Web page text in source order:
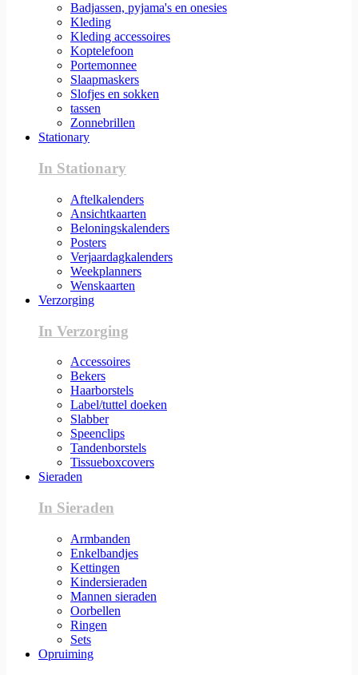
Badjassen, pyjama's en onesies
Kleding
Kleding accessoires
Koptelefoon
Portemonnee
Slaapmaskers
Slofjes en sokken
tassen
Zonnebrillen
Stationary
In Stationary
Aftelkalenders
Ansichtkaarten
Beloningskalenders
Posters
Verjaardagkalenders
Weekplanners
Wenskaarten
Verzorging
In Verzorging
Accessoires
Bekers
Haarborstels
Label/tuttel doeken
Slabber
Speenclips
Tandenborstels
Tissueboxcovers
Sieraden
In Sieraden
Armbanden
Enkelbandjes
Kettingen
Kindersieraden
Mannen sieraden
Oorbellen
Ringen
Sets
Opruiming